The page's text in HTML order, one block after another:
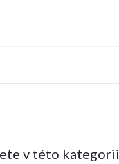
v této kategorii